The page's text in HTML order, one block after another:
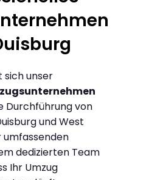
sich unser
Durchführung von
und West
umfassenden
dedizierten Team
Ihr Umzug